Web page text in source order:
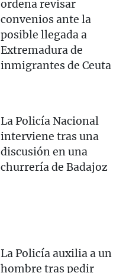
ordena revisar
convenios ante la
posible llegada a
Extremadura de
inmigrantes de Ceuta
La Policía Nacional
interviene tras una
discusión en una
churrería de Badajoz
La Policía auxilia a un
hombre tras pedir